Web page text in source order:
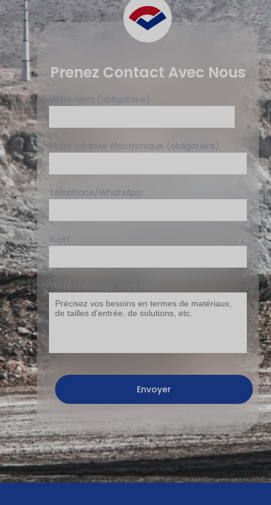
Prenez Contact Avec Nous
Votre nom (obligatoire)
Votre adresse électronique (obligatoire)
Téléphone/WhatsApp
Sujet
Votre message（required）